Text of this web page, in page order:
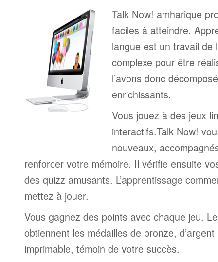
Talk Now! amharique
faciles à atteindre.
langue est un travail de
complexe pour être
l’avons donc
enrichissants.
Vous jouez à des jeux
interactifs.Talk Now!
nouveaux,
renforcer votre mémoire. Il vérifie ensuite
des quizz amusants. L’apprentissage
mettez à jouer.
Vous gagnez des points avec chaque jeu.
obtiennent les médailles de bronze,
imprimable, témoin de votre succès.